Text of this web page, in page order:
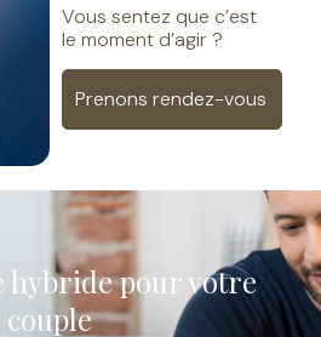
Vous sentez que c’est
le moment d’agir ?
Prenons rendez-vous
pour votre
couple